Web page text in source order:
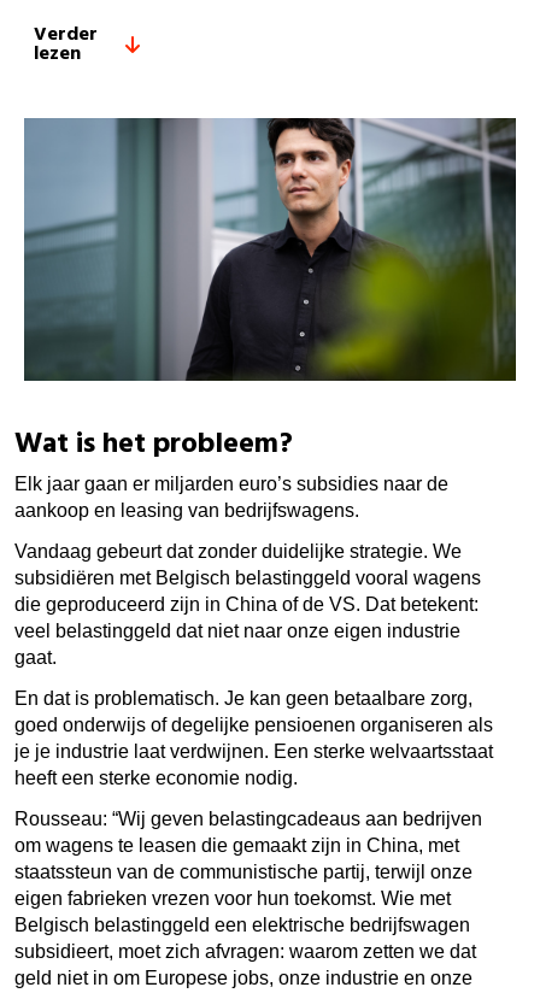
Verder
lezen
Wat is het probleem?
Elk jaar gaan er miljarden euro’s subsidies naar de
aankoop en leasing van bedrijfswagens.
Vandaag gebeurt dat zonder duidelijke strategie. We
subsidiëren met Belgisch belastinggeld vooral wagens
die geproduceerd zijn in China of de VS. Dat betekent:
veel belastinggeld dat niet naar onze eigen industrie
gaat.
En dat is problematisch. Je kan geen betaalbare zorg,
goed onderwijs of degelijke pensioenen organiseren als
je je industrie laat verdwijnen. Een sterke welvaartsstaat
heeft een sterke economie nodig.
Rousseau: “Wij geven belastingcadeaus aan bedrijven
om wagens te leasen die gemaakt zijn in China, met
staatssteun van de communistische partij, terwijl onze
eigen fabrieken vrezen voor hun toekomst. Wie met
Belgisch belastinggeld een elektrische bedrijfswagen
subsidieert, moet zich afvragen: waarom zetten we dat
geld niet in om Europese jobs, onze industrie en onze